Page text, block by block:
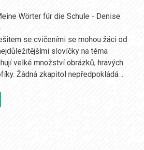
Wörter für die Schule - Denise
se cvičeními se mohou žáci od
slovíčky na téma
velké množství obrázků, hravých
Žádná zkapitol nepředpokládá…